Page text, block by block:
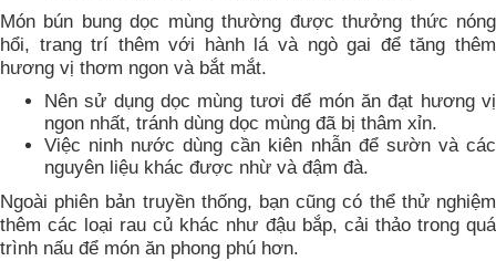
Món bún bung dọc mùng thường được thưởng thức nóng
hổi, trang trí thêm với hành lá và ngò gai để tăng thêm
hương vị thơm ngon và bắt mắt.
Nên sử dụng dọc mùng tươi để món ăn đạt hương vị
ngon nhất, tránh dùng dọc mùng đã bị thâm xỉn.
Việc ninh nước dùng cần kiên nhẫn để sườn và các
nguyên liệu khác được nhừ và đậm đà.
Ngoài phiên bản truyền thống, bạn cũng có thể thử nghiệm
thêm các loại rau củ khác như đậu bắp, cải thảo trong quá
trình nấu để món ăn phong phú hơn.